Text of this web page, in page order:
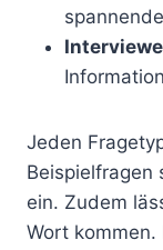
Jeden
Beispielfragen
ein. Zudem
Wort